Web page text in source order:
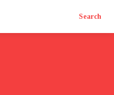
Search